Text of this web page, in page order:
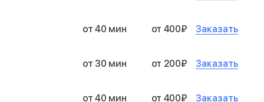
от 40 мин от 400₽ Заказать
от 30 мин от 200₽ Заказать
от 40 мин от 400₽ Заказать